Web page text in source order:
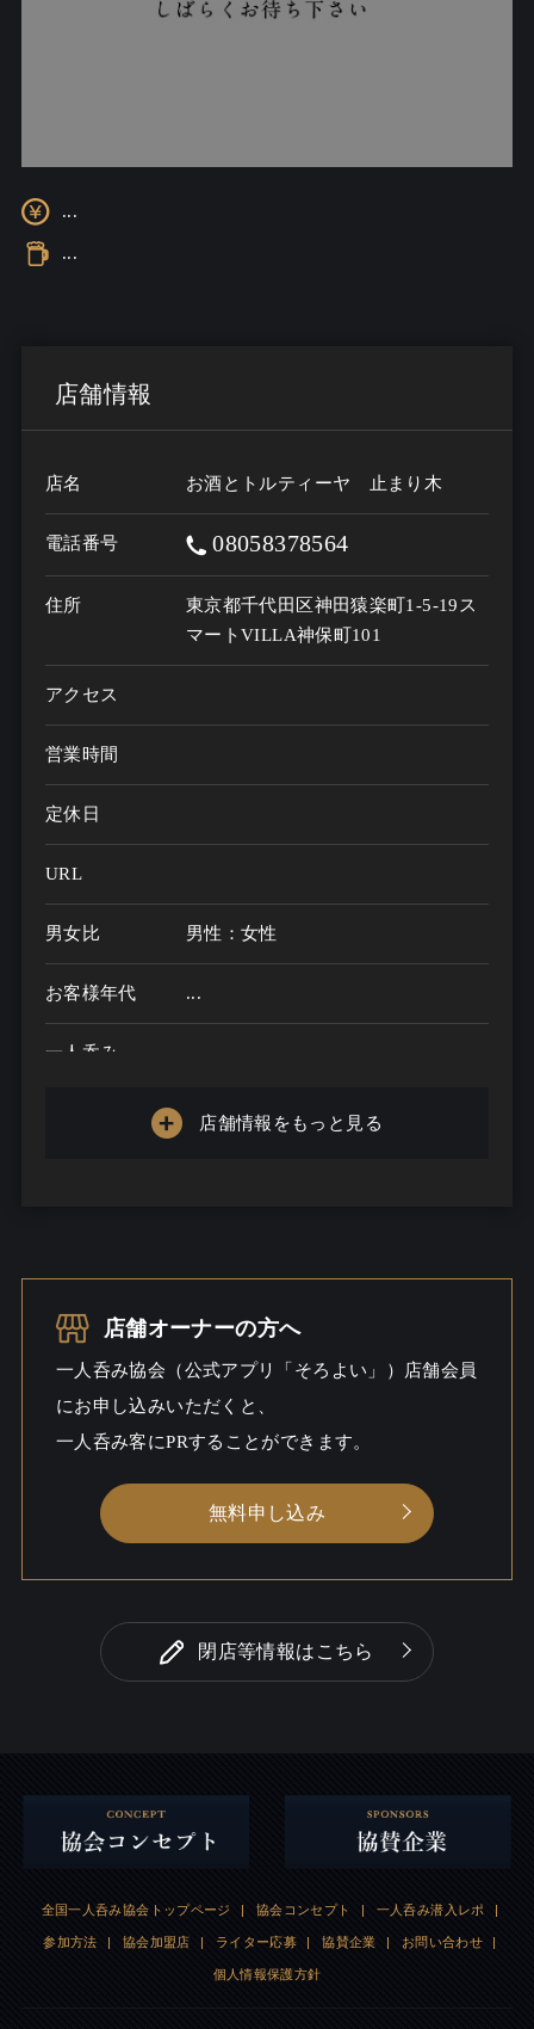
...
...
店舗情報
店名 お酒とトルティーヤ 止まり木
電話番号 08058378564
住所
東京都千代田区神田猿楽町1-5-19ス
マートVILLA神保町101
アクセス
営業時間
定休日
URL
男女比 男性：女性
お客様年代 ...
一人呑み
一人呑み
店舗情報をもっと見る
店舗オーナーの方へ
一人呑み協会（公式アプリ「そろよい」）店舗会員
にお申し込みいただくと、
一人呑み客にPRすることができます。
無料申し込み
閉店等情報はこちら
全国一人呑み協会トップページ | 協会コンセプト | 一人呑み潜入レポ |
参加方法 | 協会加盟店 | ライター応募 | 協賛企業 | お問い合わせ |
個人情報保護方針